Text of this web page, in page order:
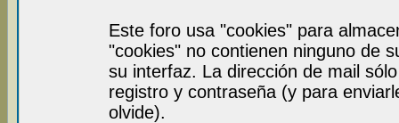
Este foro usa "cookies" para
"cookies" no contienen ninguno de
su interfaz. La dirección de mail
registro y contraseña (y para
olvide).